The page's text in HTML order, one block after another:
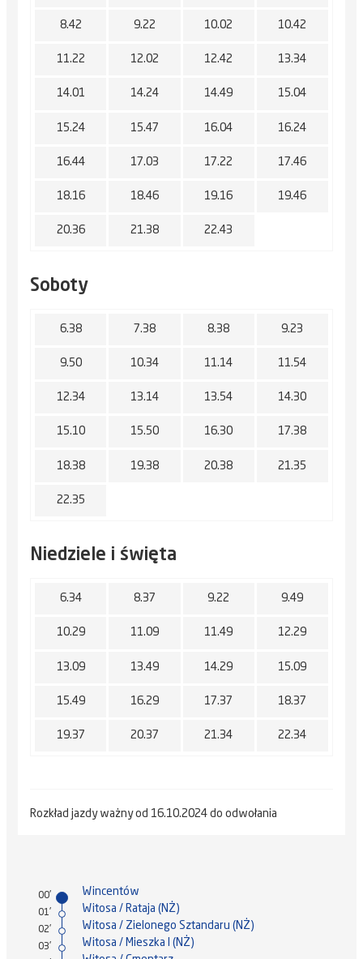
8.42 9.22 10.02 10.42
11.22 12.02 12.42 13.34
14.01 14.24 14.49 15.04
15.24 15.47 16.04 16.24
16.44 17.03 17.22 17.46
18.16 18.46 19.16 19.46
20.36 21.38 22.43
Soboty
6.38 7.38 8.38 9.23
9.50 10.34 11.14 11.54
12.34 13.14 13.54 14.30
15.10 15.50 16.30 17.38
18.38 19.38 20.38 21.35
22.35
Niedziele i święta
6.34 8.37 9.22 9.49
10.29 11.09 11.49 12.29
13.09 13.49 14.29 15.09
15.49 16.29 17.37 18.37
19.37 20.37 21.34 22.34
Rozkład jazdy ważny od 16.10.2024 do odwołania
00' Wincentów
01' Witosa / Rataja (NŻ)
02' Witosa / Zielonego Sztandaru (NŻ)
03'
Witosa / Mieszka I (NŻ)